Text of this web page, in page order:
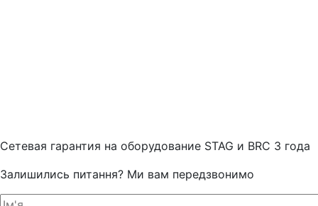
Cетевая гарантия на оборудование STAG и BRC 3 года
Залишились питання? Ми вам передзвонимо